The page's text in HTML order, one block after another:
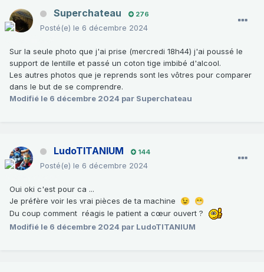
Superchateau 276
Posté(e) le 6 décembre 2024
Sur la seule photo que j'ai prise (mercredi 18h44) j'ai poussé le
support de lentille et passé un coton tige imbibé d'alcool.
Les autres photos que je reprends sont les vôtres pour comparer
dans le but de se comprendre.
Modifié le 6 décembre 2024 par Superchateau
LudoTITANIUM 144
Posté(e) le 6 décembre 2024
Oui oki c'est pour ca ...
Je préfère voir les vrai pièces de ta machine 😉 😁
Du coup comment réagis le patient a cœur ouvert ?
Modifié le 6 décembre 2024 par LudoTITANIUM